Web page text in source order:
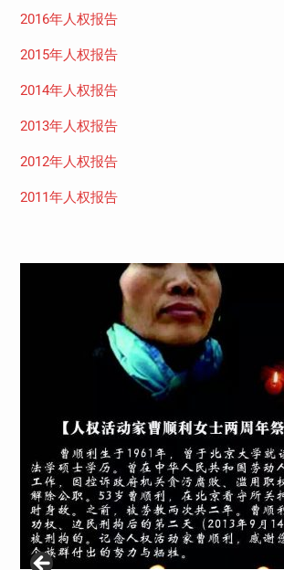
2016年人权报告
2015年人权报告
2014年人权报告
2013年人权报告
2012年人权报告
2011年人权报告